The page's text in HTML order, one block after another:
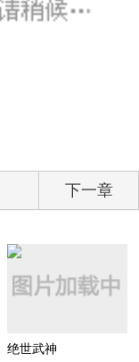
下一章
绝世武神